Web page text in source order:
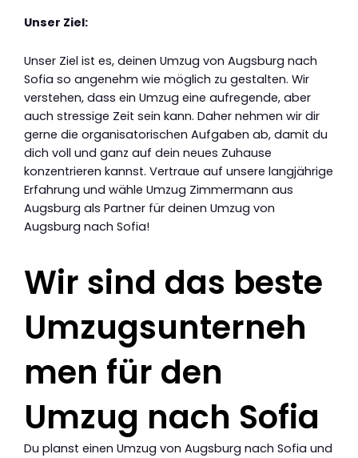
Unser Ziel:
Unser Ziel ist es, deinen Umzug von Augsburg nach
Sofia so angenehm wie möglich zu gestalten. Wir
verstehen, dass ein Umzug eine aufregende, aber
auch stressige Zeit sein kann. Daher nehmen wir dir
gerne die organisatorischen Aufgaben ab, damit du
dich voll und ganz auf dein neues Zuhause
konzentrieren kannst. Vertraue auf unsere langjährige
Erfahrung und wähle Umzug Zimmermann aus
Augsburg als Partner für deinen Umzug von
Augsburg nach Sofia!
Wir sind das beste
Umzugsunterneh
men für den
Umzug nach Sofia
Du planst einen Umzug von Augsburg nach Sofia und